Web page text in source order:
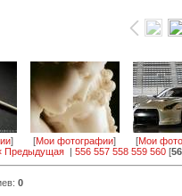
] [Мои фотографии] [Мои
Предыдущая | 556 557 558 559 560 [
: 0